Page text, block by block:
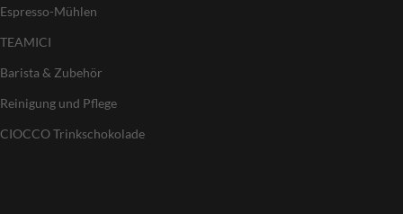
Espresso-Mühlen
TEAMICI
Barista & Zubehör
Reinigung und Pflege
CIOCCO Trinkschokolade